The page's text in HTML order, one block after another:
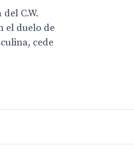
C.W.
el duelo de
cede